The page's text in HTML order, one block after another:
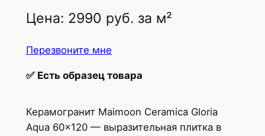
Цена: 2990 руб. за м²
Перезвоните мне
✅ Есть образец товара
Керамогранит Maimoon Ceramica Gloria
Aqua 60×120 — выразительная плитка в